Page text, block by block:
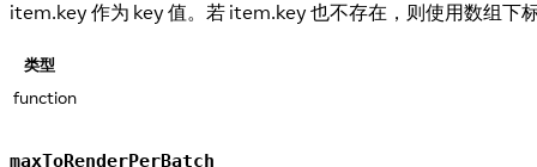
item.key 作为 key 值。若 item.key 也不存在，则使用数组下
类型
function
maxToRenderPerBatch